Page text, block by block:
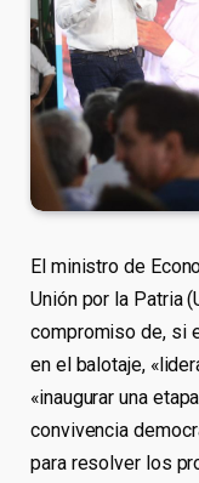
El ministro de
Unión por la Patria
compromiso de, si
en el balotaje,
«inaugurar una
convivencia
para resolver los